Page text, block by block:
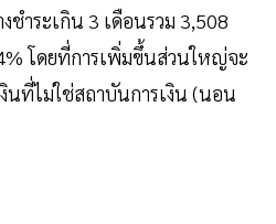
ำระเกิน 3 เดือนรวม 3,508
โดยที่การเพิ่มขึ้นส่วนใหญ่จะ
นที่ไม่ใช่สถาบันการเงิน (นอน